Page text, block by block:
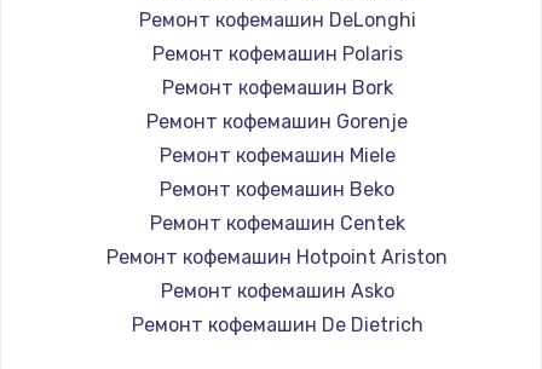
Ремонт кофемашин DeLonghi
Ремонт кофемашин Polaris
Ремонт кофемашин Bork
Ремонт кофемашин Gorenje
Ремонт кофемашин Miele
Ремонт кофемашин Beko
Ремонт кофемашин Centek
Ремонт кофемашин Hotpoint Ariston
Ремонт кофемашин Asko
Ремонт кофемашин De Dietrich